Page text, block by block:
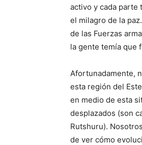
activo y cada parte
el milagro de la
de las Fuerzas
la gente temía que
Afortunadamente,
esta región del
en medio de esta
desplazados (son
Rutshuru).
de ver cómo